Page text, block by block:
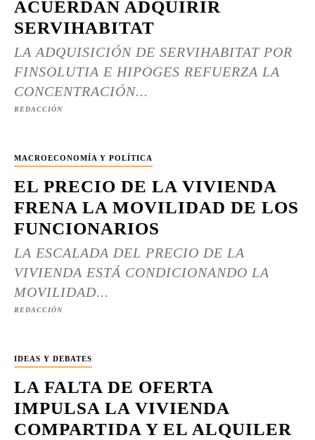
ACUERDAN ADQUIRIR
SERVIHABITAT
LA ADQUISICIÓN DE SERVIHABITAT POR
FINSOLUTIA E HIPOGES REFUERZA LA
CONCENTRACIÓN...
REDACCIÓN
MACROECONOMÍA Y POLÍTICA
EL PRECIO DE LA VIVIENDA
FRENA LA MOVILIDAD DE LOS
FUNCIONARIOS
LA ESCALADA DEL PRECIO DE LA
VIVIENDA ESTÁ CONDICIONANDO LA
MOVILIDAD...
REDACCIÓN
IDEAS Y DEBATES
LA FALTA DE OFERTA
IMPULSA LA VIVIENDA
COMPARTIDA Y EL ALQUILER